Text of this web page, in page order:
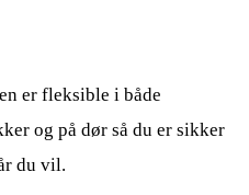
er fleksible i både
og på dør så du er sikker
du vil.